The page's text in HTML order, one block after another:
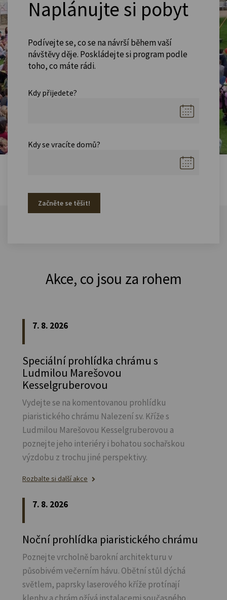
Naplánujte si pobyt
Podívejte se, co se na návrší během vaší
návštěvy děje. Poskládejte si program podle
toho, co máte rádi.
Kdy přijedete?
Kdy se vracíte domů?
Začněte se těšit!
Akce, co jsou za rohem
7. 8. 2026
Speciální prohlídka chrámu s
Ludmilou Marešovou
Kesselgruberovou
Vydejte se na komentovanou prohlídku
piaristického chrámu Nalezení sv. Kříže s
Ludmilou Marešovou Kesselgruberovou a
poznejte jeho interiéry i bohatou sochařskou
výzdobu z trochu jiné perspektivy.
Rozbalte si další akce
7. 8. 2026
Noční prohlídka piaristického chrámu
Poznejte vrcholně barokní architekturu v
působivém večerním hávu. Obětní stůl dýchá
světlem, paprsky laserového kříže protínají